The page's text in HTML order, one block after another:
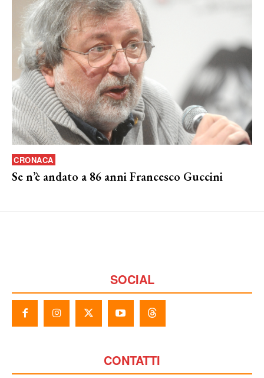
CRONACA
Se n’è andato a 86 anni Francesco Guccini
SOCIAL
CONTATTI